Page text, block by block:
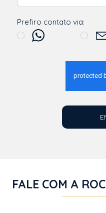
Prefiro contato via:
FALE COM A